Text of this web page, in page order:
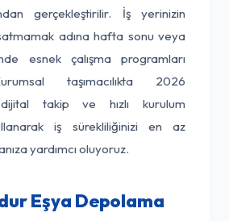
gerçekleştirilir. İş yerinizin
adına hafta sonu veya
esnek çalışma programları
taşımacılıkta 2026
dijital takip ve hızlı kurulum
iş sürekliliğinizi en az
yardımcı oluyoruz.
Eşya Depolama